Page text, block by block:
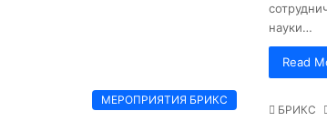
науки…
Read
МЕРОПРИЯТИЯ БРИКС
БРИКС